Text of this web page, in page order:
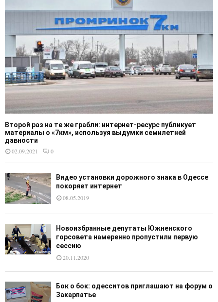
Второй раз на те же грабли: интернет-ресурс публикует
материалы о «7км», используя выдумки семилетней
давности
02.09.2021
0
Видео установки дорожного знака в Одессе
покоряет интернет
08.05.2019
Новоизбранные депутаты Южненского
горсовета намеренно пропустили первую
сессию
20.11.2020
Бок о бок: одесситов приглашают на форум о
Закарпатье